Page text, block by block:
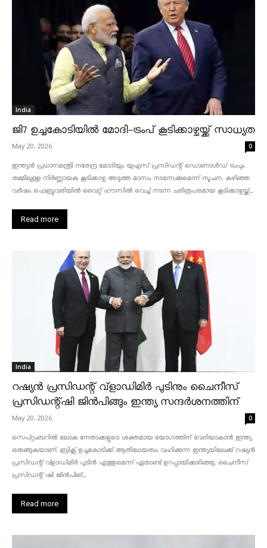
India
ജി7 ഉച്ചകോടിയിൽ മോദി-ട്രംപ് കൂടിക്കാഴ്ചയ്ക്ക് സാധ്യത
May 20, 2026 0
ഇന്ത്യൻ പ്രധാനമന്ത്രി നരേന്ദ്ര മോദിയും യുഎസ് പ്രസിഡന്റ് ഡൊണാൾഡ് ട്രംപും
തമ്മിലുള്ള നിർണ്ണായക കൂടിക്കാഴ്ച അടുത്ത മാസം നടന്നേക്കുമെന്ന് സൂചന. കഴിഞ്ഞ
വർഷം ഫെബ്രുവരിയിൽ വൈറ്റ് ഹൗസിൽ വെച്ച് നടന്ന ചരിത്രപരമായ കൂടിക്കാഴ്ചയ്ക്ക്...
Read more
India
റഷ്യൻ പ്രസിഡന്റ് വ്‌ളാഡിമിർ പുടിനും ചൈനീസ്
പ്രസിഡന്റ്ഷി ജിൻപിങ്ങും ഇന്ത്യ സന്ദർശനത്തിന്
May 20, 2026 0
സെപ്റ്റംബറിൽ ലോക നേതാക്കളുടെ ശക്തമായ യോഗത്തിന് വേദിയാകാൻ ഇന്ത്യ
ഒരുങ്ങുകയാണ്. ബ്രിക്സ് ഉച്ചകോടിക്ക് ആതിഥേയത്വം വഹിക്കുന്ന ഇന്ത്യയിലേക്ക് റഷ്യൻ
പ്രസിഡന്റ് വ്‌ളാഡിമിർ പുടിൻ എത്തുമെന്ന് ഏതാണ്ട് ഉറപ്പായിക്കഴിഞ്ഞു. ചൈനീസ്
പ്രസിഡന്റ് ഷി ജിൻപിങ്...
Read more